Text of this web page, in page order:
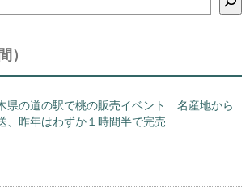
）
県の道の駅で桃の販売イベント 名産地から
、昨年はわずか１時間半で完売